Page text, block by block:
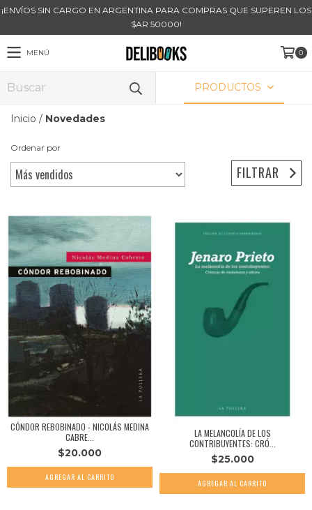
¡ENVÍOS SIN CARGO EN ARGENTINA PARA COMPRAS QUE SUPEREN LOS
$AR 50000!
MENÚ 0
PRODUCTOS
Inicio / Novedades
Ordenar por
FILTRAR
CÓNDOR REBOBINADO - NICOLÁS MEDINA
CABRE...
$20.000
LA MELANCOLÍA DE LOS
CONTRIBUYENTES: CRÓ...
$25.000